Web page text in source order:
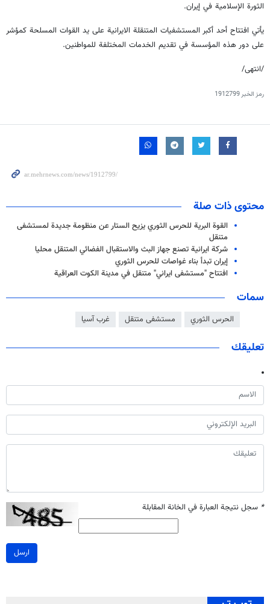
الثورة الإسلامية في إيران.
يأتي افتتاح أحد أكبر المستشفيات المتنقلة الايرانية علی يد القوات المسلحة كمؤشر
علی دور هذه المؤسسة في تقديم الخدمات المختلفة للمواطنين.
/انتهى/
رمز الخبر1912799
محتوى ذات صلة
القوة البرية للحرس الثوري يزيح الستار عن منظومة جديدة لمستشفى
متنقل
شركة ايرانية تصنع جهاز البث والاستقبال الفضائي المتنقل محليا
إيران تبدأ بناء غواصات للحرس الثوري
افتتاح "مستشفى ايراني" متنقل في مدينة الكوت العراقية
سمات
الحرس الثوري مستشفى متنقل غرب آسيا
تعليقك
* سجل نتيجة العبارة في الخانة المقابلة
ارسل